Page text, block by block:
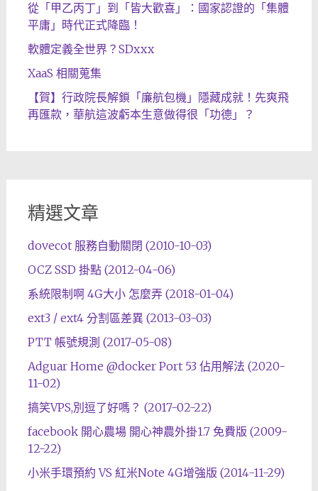
從「甲乙丙丁」到「皆大歡喜」：國家認證的「集體
平庸」時代正式降臨！
軟體定義全世界？SDxxx
XaaS 相關蒐集
【賀】行政院長解鎖「廉航包機」隱藏成就！先爽飛
再匯款，華航這波虧本生意做得很「功德」？
精選文章
dovecot 服務自動關閉 (2010-10-03)
OCZ SSD 掛點 (2012-04-06)
系統限制啊 4G大小 怎麼弄 (2018-01-04)
ext3 / ext4 分割區差異 (2013-03-03)
PTT 帳號規測 (2017-05-08)
Adguar Home @docker Port 53 佔用解法 (2020-
11-02)
搞笑VPS,別逗了好嗎？ (2017-02-22)
facebook 開心農場 開心神農外掛1.7 免費版 (2009-
12-22)
小米手環預約 VS 紅米Note 4G增強版 (2014-11-29)